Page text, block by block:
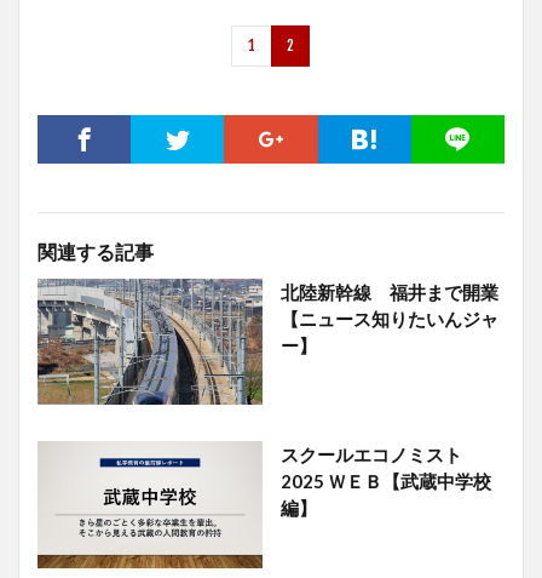
1 2
関連する記事
北陸新幹線 福井まで開業
【ニュース知りたいんジャ
ー】
スクールエコノミスト
2025 ＷＥＢ【武蔵中学校
編】